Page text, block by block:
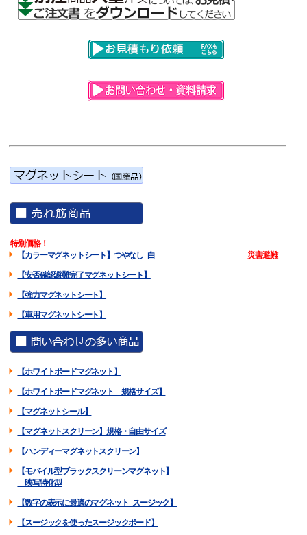
特別価格！
【カラーマグネットシート】つやなし 白
災害避難
【安否確認避難完了マグネットシート】
【強力マグネットシート】
【車用マグネットシート】
【ホワイトボードマグネット】
【ホワイトボードマグネット 規格サイズ】
【マグネットシール】
【マグネットスクリーン】規格・自由サイズ
【ハンディーマグネットスクリーン】
【モバイル型ブラックスクリーンマグネット】
映写特化型
【数字の表示に最適のマグネット スージック】
【スージックを使ったスージックボード】